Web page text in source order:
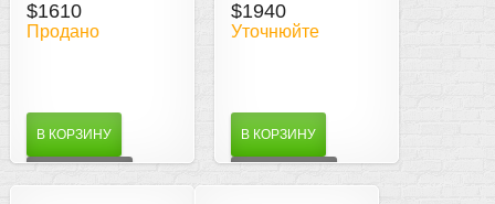
потужностях Hyundai, 2
роки гарантія
$1610
Продано
В КОРЗИНУ
$1940
Уточнюйте
В КОРЗИНУ